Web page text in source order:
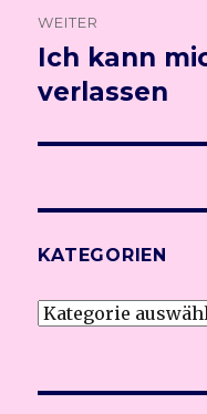
WEITER
Nächster
Beitrag:
Ich kann
verlassen
KATEGORIEN
Kategorien